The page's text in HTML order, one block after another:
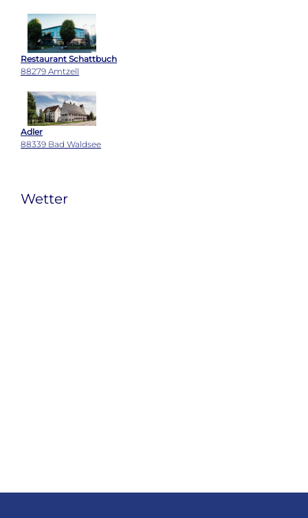
Restaurant Schattbuch
88279 Amtzell
Adler
88339 Bad Waldsee
Wetter